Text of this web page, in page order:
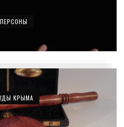
ПЕРСОНЫ
КРЫМА